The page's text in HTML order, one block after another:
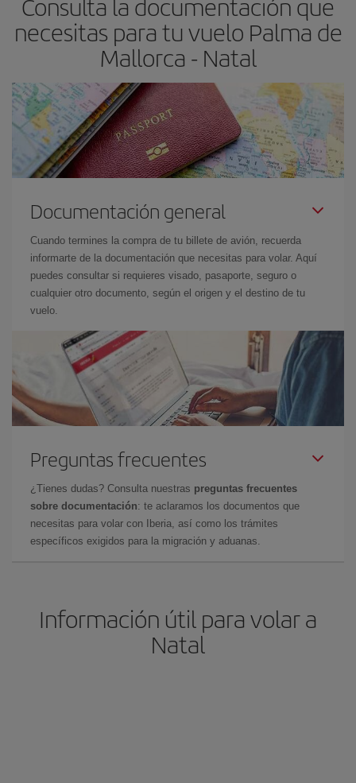
necesitas para tu vuelo Palma de
Mallorca - Natal
Documentación general
Cuando termines la compra de tu billete de avión, recuerda
informarte de la documentación que necesitas para volar. Aquí
puedes consultar si requieres visado, pasaporte, seguro o
cualquier otro documento, según el origen y el destino de tu
vuelo.
Preguntas frecuentes
¿Tienes dudas? Consulta nuestras preguntas frecuentes
sobre documentación: te aclaramos los documentos que
necesitas para volar con Iberia, así como los trámites
específicos exigidos para la migración y aduanas.
Información útil para volar a
Natal